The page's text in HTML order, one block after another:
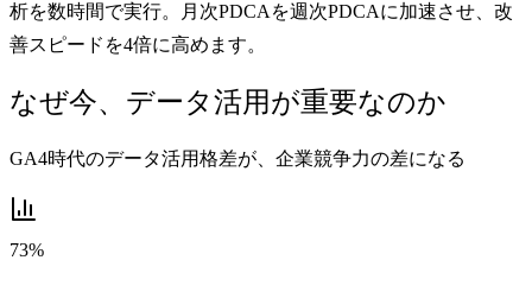
析を数時間で実行。月次PDCAを週次PDCAに加速させ、改
善スピードを4倍に高めます。
なぜ今、データ活用が重要なのか
GA4時代のデータ活用格差が、企業競争力の差になる
73%